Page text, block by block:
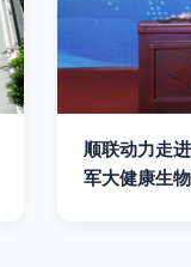
顺联动力走
军大健康生